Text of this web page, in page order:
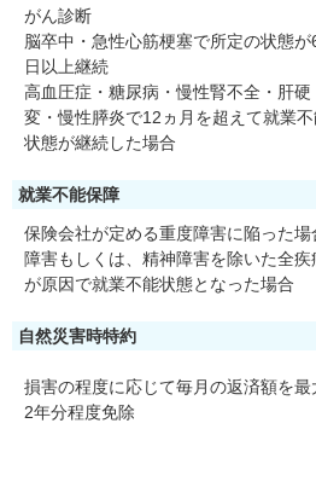
がん診断
脳卒中・急性心筋梗塞で所定の状態が
日以上継続
高血圧症・糖尿病・慢性腎不全・肝硬
変・慢性膵炎で12ヵ月を超えて就業
状態が継続した場合
就業不能保障
保険会社が定める重度障害に陥った場
障害もしくは、精神障害を除いた全疾
が原因で就業不能状態となった場合
自然災害時特約
損害の程度に応じて毎月の返済額を最
2年分程度免除